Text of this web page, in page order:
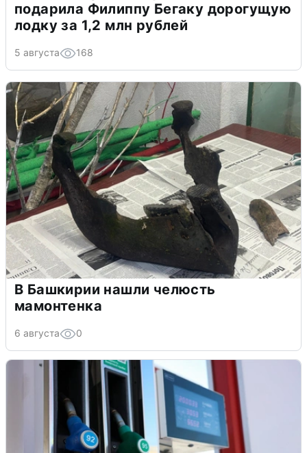
подарила Филиппу Бегаку дорогущую
лодку за 1,2 млн рублей
5 августа 168
В Башкирии нашли челюсть
мамонтенка
6 августа 0